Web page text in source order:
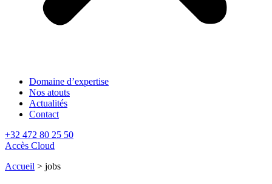
Domaine d’expertise
Nos atouts
Actualités
Contact
+32 472 80 25 50
Accès Cloud
Accueil > jobs